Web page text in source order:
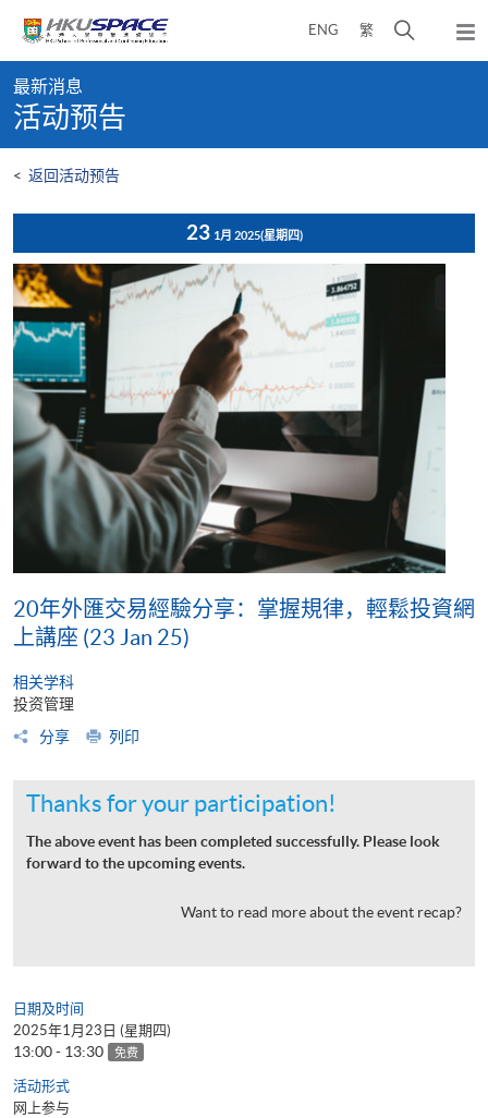
content
ENG 繁
开
弹
出
content
start
最新消息
活动预告
< 返回活动预告
23 1月 2025(星期四)
20年外匯交易經驗分享：掌握規律，輕鬆投資網
上講座 (23 Jan 25)
相关学科
投资管理
分享
列印
Thanks for your participation!
The above event has been completed successfully. Please look
forward to the upcoming events.
Want to read more about the event recap?
日期及时间
2025年1月23日 (星期四)
13:00 - 13:30 免费
活动形式
网上参与